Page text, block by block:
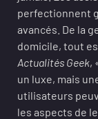
perfectionnent
avancés. De la
domicile, tout
Actualités Geek,
un luxe, mais
utilisateurs
les aspects de